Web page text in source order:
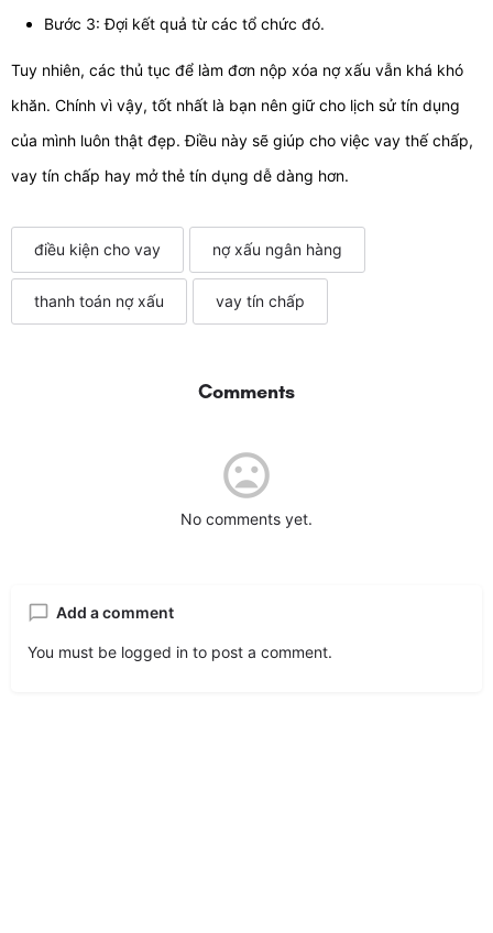
Bước 3: Đợi kết quả từ các tổ chức đó.
Tuy nhiên, các thủ tục để làm đơn nộp xóa nợ xấu vẫn khá khó
khăn. Chính vì vậy, tốt nhất là bạn nên giữ cho lịch sử tín dụng
của mình luôn thật đẹp. Điều này sẽ giúp cho việc vay thế chấp,
vay tín chấp hay mở thẻ tín dụng dễ dàng hơn.
điều kiện cho vay nợ xấu ngân hàng
thanh toán nợ xấu vay tín chấp
Comments
No comments yet.
Add a comment
You must be logged in to post a comment.